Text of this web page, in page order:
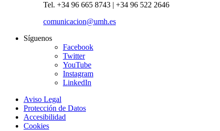
Tel. +34 96 665 8743 | +34 96 522 2646
comunicacion@umh.es
Síguenos
Facebook
Twitter
YouTube
Instagram
LinkedIn
Aviso Legal
Protección de Datos
Accesibilidad
Cookies